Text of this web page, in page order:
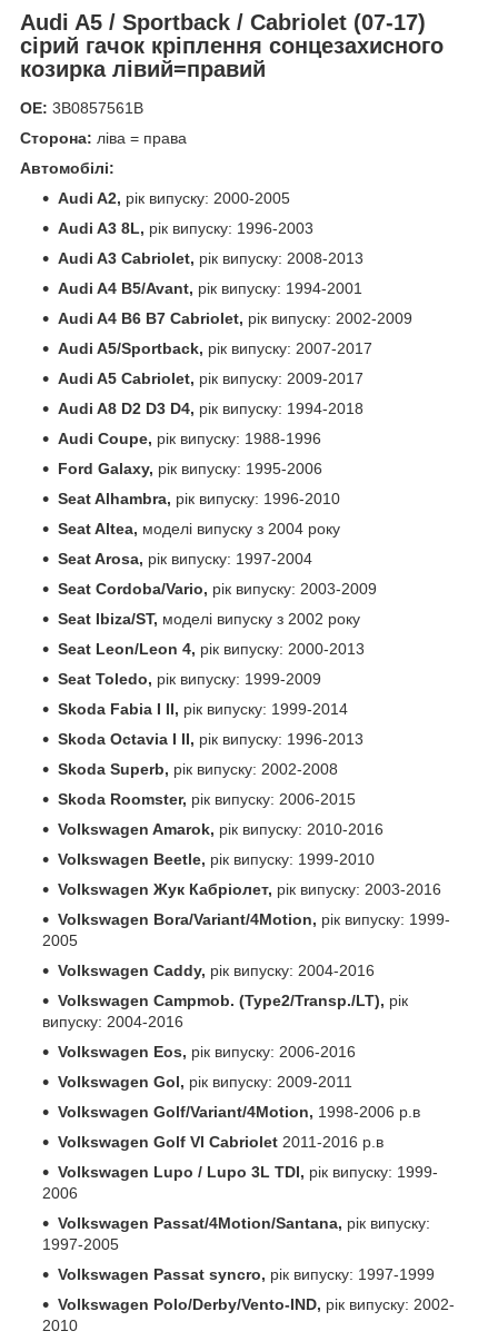
Audi A5 / Sportback / Cabriolet (07-17)
сірий гачок кріплення сонцезахисного
козирка лівий=правий
OE: 3B0857561B
Сторона: ліва = права
Автомобілі:
Audi A2, рік випуску: 2000-2005
Audi A3 8L, рік випуску: 1996-2003
Audi A3 Cabriolet, рік випуску: 2008-2013
Audi A4 B5/Avant, рік випуску: 1994-2001
Audi A4 B6 B7 Cabriolet, рік випуску: 2002-2009
Audi A5/Sportback, рік випуску: 2007-2017
Audi A5 Cabriolet, рік випуску: 2009-2017
Audi A8 D2 D3 D4, рік випуску: 1994-2018
Audi Coupe, рік випуску: 1988-1996
Ford Galaxy, рік випуску: 1995-2006
Seat Alhambra, рік випуску: 1996-2010
Seat Altea, моделі випуску з 2004 року
Seat Arosa, рік випуску: 1997-2004
Seat Cordoba/Vario, рік випуску: 2003-2009
Seat Ibiza/ST, моделі випуску з 2002 року
Seat Leon/Leon 4, рік випуску: 2000-2013
Seat Toledo, рік випуску: 1999-2009
Skoda Fabia I II, рік випуску: 1999-2014
Skoda Octavia I II, рік випуску: 1996-2013
Skoda Superb, рік випуску: 2002-2008
Skoda Roomster, рік випуску: 2006-2015
Volkswagen Amarok, рік випуску: 2010-2016
Volkswagen Beetle, рік випуску: 1999-2010
Volkswagen Жук Кабріолет, рік випуску: 2003-2016
Volkswagen Bora/Variant/4Motion, рік випуску: 1999-
2005
Volkswagen Caddy, рік випуску: 2004-2016
Volkswagen Campmob. (Type2/Transp./LT), рік
випуску: 2004-2016
Volkswagen Eos, рік випуску: 2006-2016
Volkswagen Gol, рік випуску: 2009-2011
Volkswagen Golf/Variant/4Motion, 1998-2006 р.в
Volkswagen Golf VI Cabriolet 2011-2016 р.в
Volkswagen Lupo / Lupo 3L TDI, рік випуску: 1999-
2006
Volkswagen Passat/4Motion/Santana, рік випуску:
1997-2005
Volkswagen Passat syncro, рік випуску: 1997-1999
Volkswagen Polo/Derby/Vento-IND, рік випуску: 2002-
2010